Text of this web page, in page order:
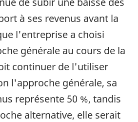
à ses revenus avant la
l'entreprise a choisi
générale au cours de la
continuer de l'utiliser
l'approche générale, sa
représente 50 %, tandis
alternative, elle serait